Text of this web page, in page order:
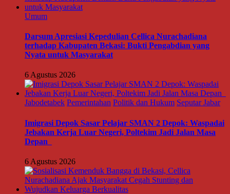
Umum
Darsum Apresiasi Kepedulian Cellica Nurachadiana
terhadap Kabupaten Bekasi: Bukti Pengabdian yang
Nyata untuk Masyarakat
6 Agustus 2026
Jabodetabek Pemerintahan Politik dan Hukum Seputar Jabar
Imigrasi Depok Sasar Pelajar SMAN 2 Depok: Waspadai
Jebakan Kerja Luar Negeri, Poltekim Jadi Jalan Masa
Depan
6 Agustus 2026